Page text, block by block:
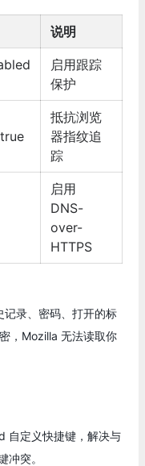
说明
启用跟踪
保护
抵抗浏览
器指纹追
踪
启用
DNS-
over-
HTTPS
录、密码、打开的标
，Mozilla 无法读取你
自定义快捷键，解决与
冲突。